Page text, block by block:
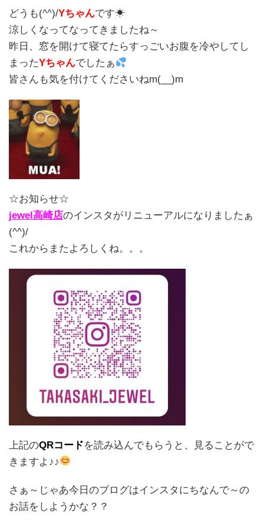
どうも(^^)/Yちゃんです☀
涼しくなってなってきましたね～
昨日、窓を開けて寝てたらすっごいお腹を冷やしてし
まったYちゃんでしたぁ
皆さんも気を付けてくださいねm(__)m
☆お知らせ☆
jewel高崎店のインスタがリニューアルになりましたぁ
(^^)/
これからまたよろしくね。。。
上記のQRコードを読み込んでもらうと、見ることがで
きますよ♪♪
さぁ～じゃあ今日のブログはインスタにちなんで～の
お話をしようかな？？